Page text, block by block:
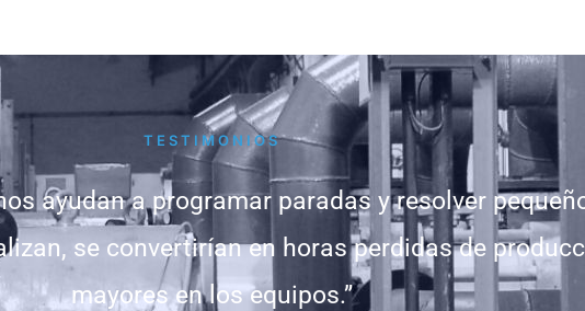
TESTIMONIOS
ayudan a programar paradas y resolver
se convertirían en horas perdidas de
mayores en los equipos.”